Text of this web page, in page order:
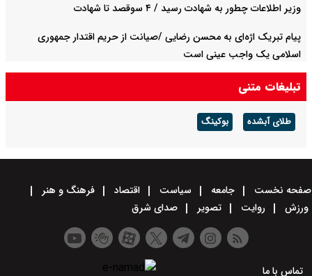
وزیر اطلاعات چطور به شهادت رسید / ۴ سوقصد تا شهادت
پیام تبریک اژه‌ای به محسن رضایی /صیانت از حریم اقتدار جمهوری
اسلامی یک واجب عینی است
تبلیغات متنی
طلای آبشده بوکینگ
صفحه نخست جامعه سیاست اقتصاد
فرهنگ و هنر
ورزش
روایت تصویر صدای شرق
تماس با ما